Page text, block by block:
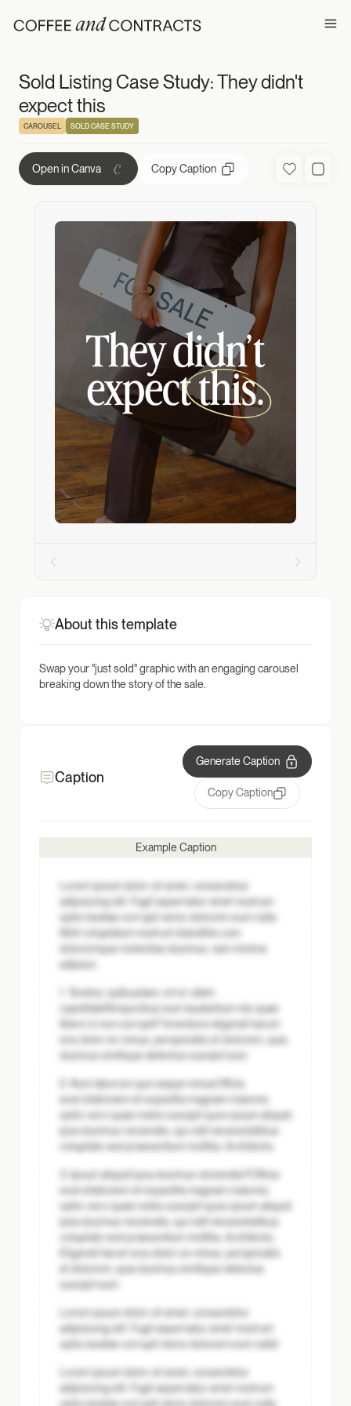
Sold Listing
Sold Listing Case Study: They didn't
expect this
CAROUSEL SOLD CASE STUDY
Open in Canva Copy Caption FavoriteUsed
About this template
Swap your "just sold" graphic with an engaging carousel
breaking down the story of the sale.
Caption
Generate Caption
Copy Caption
Example Caption
Lorem ipsum dolor sit amet, consectetur
adipisicing elit. Fugit aspernatur amet nostrum
optio beatae corrupti nemo dolorem eum nulla.
Nihil voluptatum nostrum blanditiis cum
doloremque molestias ducimus, nam minima
adipisci.
1. Tenetur, quibusdam, error ullam
cupiditate
Temporibus eum laudantium nisi quae
libero in non corrupti? Inventore eligendi harum
eos dolor ex minus, perspiciatis et dolorem, quia
ducimus similique delectus suscipit eum.
2. Illum laborum quo eaque minus
Officia
exercitationem et expedita magnam maiores
optio vero quasi nobis suscipit quos ipsum aliquid
ipsa ducimus reiciendis, qui odit necessitatibus
voluptate sed praesentium mollitia. Architecto.
3. Ipsum aliquid ipsa ducimus reiciendis?
Officia
exercitationem et expedita magnam maiores
optio vero quasi nobis suscipit quos ipsum aliquid
ipsa ducimus reiciendis, qui odit necessitatibus
voluptate sed praesentium mollitia. Architecto.
Eligendi harum eos dolor ex minus, perspiciatis
et dolorem, quia ducimus similique delectus
suscipit eum.
Lorem ipsum dolor sit amet, consectetur
adipisicing elit. Fugit aspernatur amet nostrum
optio beatae corrupti nemo dolorem eum nulla!
Lorem ipsum dolor sit amet, consectetur
adipisicing elit. Fugit aspernatur amet nostrum